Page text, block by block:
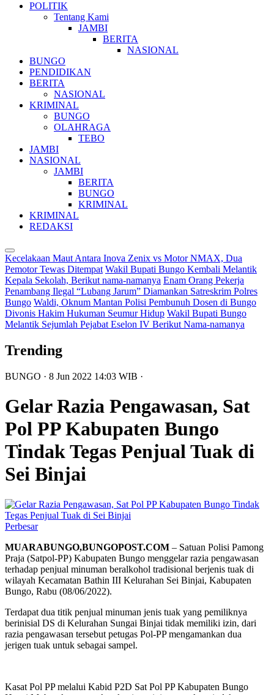
POLITIK
Tentang Kami
JAMBI
BERITA
NASIONAL
BUNGO
PENDIDIKAN
BERITA
NASIONAL
KRIMINAL
BUNGO
OLAHRAGA
TEBO
JAMBI
NASIONAL
JAMBI
BERITA
BUNGO
KRIMINAL
KRIMINAL
REDAKSI
Kecelakaan Maut Antara Inova Zenix vs Motor NMAX, Dua
Pemotor Tewas Ditempat Wakil Bupati Bungo Kembali Melantik
Kepala Sekolah, Berikut nama-namanya Enam Orang Pekerja
Penambang Ilegal “Lubang Jarum” Diamankan Satreskrim Polres
Bungo Waldi, Oknum Mantan Polisi Pembunuh Dosen di Bungo
Divonis Hakim Hukuman Seumur Hidup Wakil Bupati Bungo
Melantik Sejumlah Pejabat Eselon IV Berikut Nama-namanya
Trending
BUNGO · 8 Jun 2022 14:03 WIB ·
Gelar Razia Pengawasan, Sat
Pol PP Kabupaten Bungo
Tindak Tegas Penjual Tuak di
Sei Binjai
Perbesar
MUARABUNGO,BUNGOPOST.COM – Satuan Polisi Pamong
Praja (Satpol-PP) Kabupaten Bungo menggelar razia pengawasan
terhadap penjual minuman beralkohol tradisional berjenis tuak di
wilayah Kecamatan Bathin III Kelurahan Sei Binjai, Kabupaten
Bungo, Rabu (08/06/2022).
Terdapat dua titik penjual minuman jenis tuak yang pemiliknya
berinisial DS di Kelurahan Sungai Binjai tidak memiliki izin, dari
razia pengawasan tersebut petugas Pol-PP mengamankan dua
jerigen tuak untuk sebagai sampel.
Kasat Pol PP melalui Kabid P2D Sat Pol PP Kabupaten Bungo